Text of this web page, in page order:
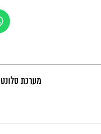
מערכת סלונט